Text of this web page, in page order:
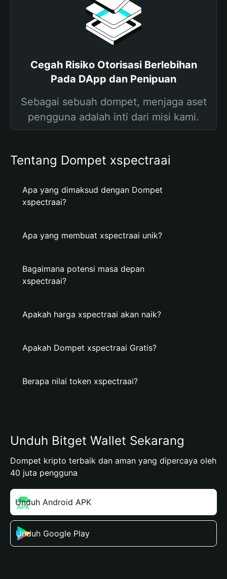
Cegah Risiko Otorisasi Berlebihan
Pada DApp dan Penipuan
Sebagai sebuah dompet, menjaga aset
pengguna adalah inti dari misi kami.
Tentang Dompet xspectraai
Apa yang dimaksud dengan Dompet
xspectraai?
Apa yang membuat xspectraai unik?
Bagaimana potensi masa depan
xspectraai?
Apakah harga xspectraai akan naik?
Apakah Dompet xspectraai Gratis?
Berapa nilai token xspectraai?
Unduh Bitget Wallet Sekarang
Dompet kripto terbaik dan aman yang dipercaya oleh
40 juta pengguna
Unduh Android APK
Unduh Google Play